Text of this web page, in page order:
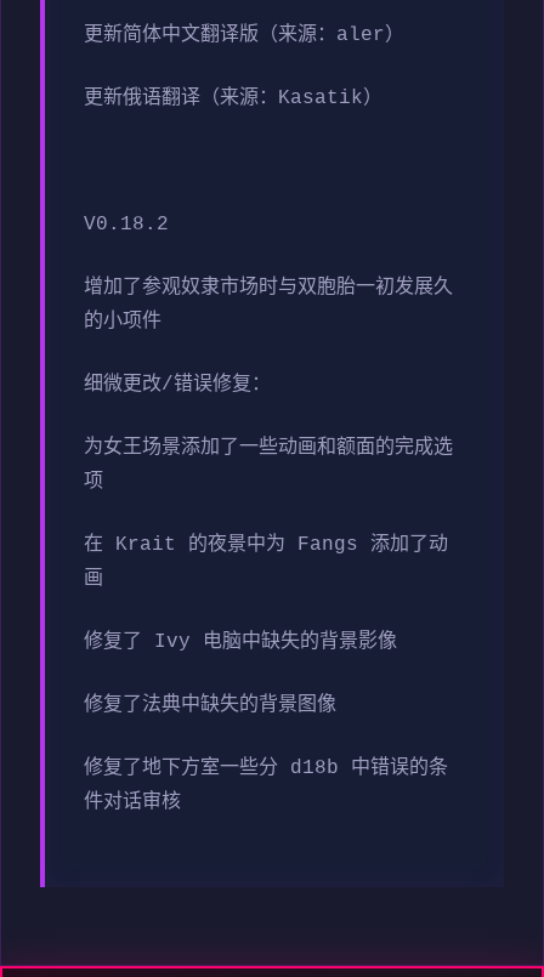
更新简体中文翻译版（来源：aler）
更新俄语翻译（来源：Kasatik）
V0.18.2
增加了参观奴隶市场时与双胞胎一初发展久
的小项件
细微更改/错误修复：
为女王场景添加了一些动画和额面的完成选
项
在 Krait 的夜景中为 Fangs 添加了动
画
修复了 Ivy 电脑中缺失的背景影像
修复了法典中缺失的背景图像
修复了地下方室一些分 d18b 中错误的条
件对话审核